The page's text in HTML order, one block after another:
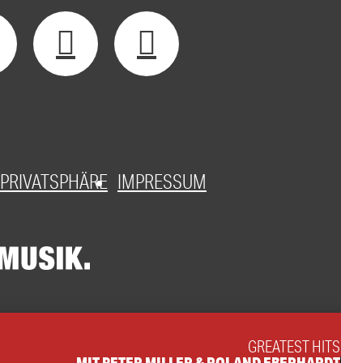
PRIVATSPHÄRE IMPRESSUM
GREATEST HITS